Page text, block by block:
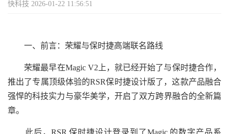
快科技 2026-01-22 11:56:51
一、前言：荣耀与保时捷高端联名路线
荣耀最早在Magic V2上，就已经开始了与保时捷合作，
推出了专属顶级体验的RSR保时捷设计版了，这款产品融合
强悍的科技实力与豪华美学，开启了双方跨界融合的全新篇
章。
此后，RSR 保时捷设计登录到了Magic 的数字产品系